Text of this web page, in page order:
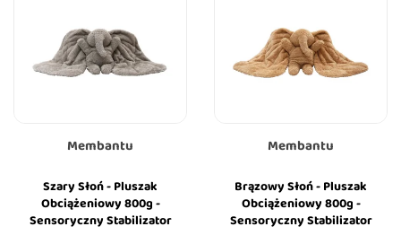
Membantu
Szary Słoń - Pluszak
Obciążeniowy 800g -
Sensoryczny Stabilizator
Membantu
Brązowy Słoń - Pluszak
Obciążeniowy 800g -
Sensoryczny Stabilizator